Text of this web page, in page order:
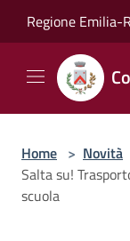
Regione Emilia-
Home > Novità
Salta su!
scuola